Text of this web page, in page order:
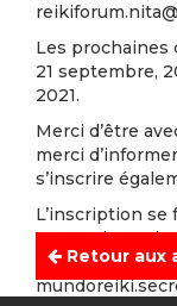
Retour aux
Les prochaines
21 septembre,
2021.
Merci d’être
merci
s’inscrire
L’inscription se
ceux qui
envoyant un